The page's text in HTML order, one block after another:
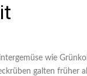
wie
galten früher